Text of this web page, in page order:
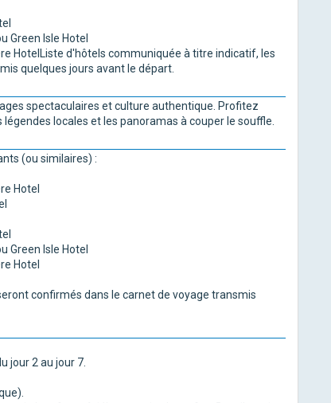
Green Isle Hotel
HotelListe d'hôtels communiquée à titre indicatif, les
quelques jours avant le départ.
spectaculaires et culture authentique. Profitez
locales et les panoramas à couper le souffle.
(ou similaires) :
Hotel
Green Isle Hotel
Hotel
confirmés dans le carnet de voyage transmis
jour 2 au jour 7.